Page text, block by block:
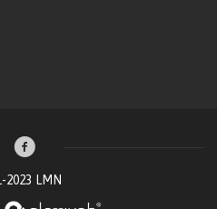
2023 LMN